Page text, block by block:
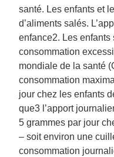
santé. Les enfants et
d’aliments salés.
enfance2. Les enfants
consommation
mondiale de la santé
consommation
jour chez les enfants
que3 l’apport
5 grammes par jour
– soit environ une
consommation